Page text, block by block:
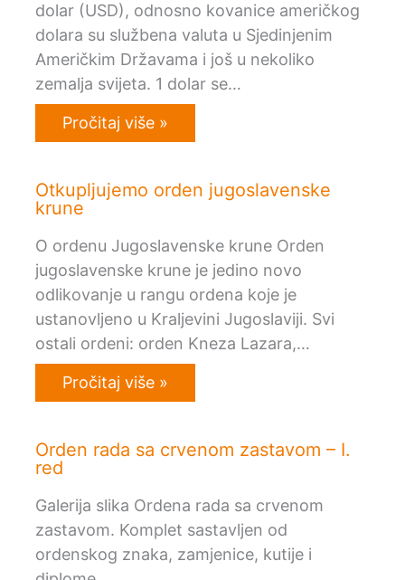
dolar (USD), odnosno kovanice američkog
dolara su službena valuta u Sjedinjenim
Američkim Državama i još u nekoliko
zemalja svijeta. 1 dolar se…
Pročitaj više »
Otkupljujemo orden jugoslavenske
krune
O ordenu Jugoslavenske krune Orden
jugoslavenske krune je jedino novo
odlikovanje u rangu ordena koje je
ustanovljeno u Kraljevini Jugoslaviji. Svi
ostali ordeni: orden Kneza Lazara,…
Pročitaj više »
Orden rada sa crvenom zastavom – I.
red
Galerija slika Ordena rada sa crvenom
zastavom. Komplet sastavljen od
ordenskog znaka, zamjenice, kutije i